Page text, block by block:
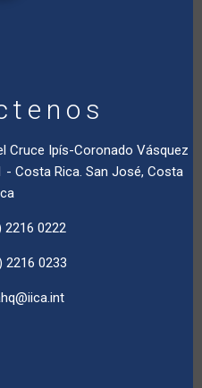
Cruce Ipís-Coronado Vásquez
- Costa Rica. San José, Costa
2216 0222
2216 0233